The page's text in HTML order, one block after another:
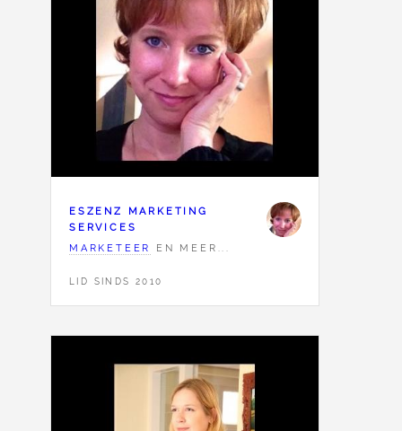
ESZENZ MARKETING
SERVICES
MARKETEER
EN MEER...
LID SINDS 2010